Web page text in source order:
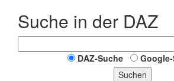
Suche in der DAZ
DAZ-Suche
Suchen